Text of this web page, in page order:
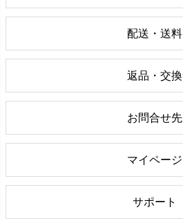
配送・送料
返品・交換
お問合せ先
マイページ
サポート